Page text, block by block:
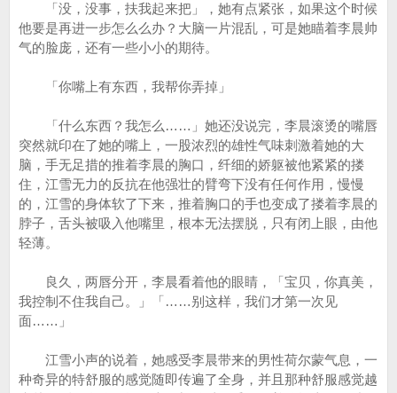
「没，没事，扶我起来把」，她有点紧张，如果这个时候
他要是再进一步怎么么办？大脑一片混乱，可是她瞄着李晨帅
气的脸庞，还有一些小小的期待。
「你嘴上有东西，我帮你弄掉」
「什么东西？我怎么……」她还没说完，李晨滚烫的嘴唇
突然就印在了她的嘴上，一股浓烈的雄性气味刺激着她的大
脑，手无足措的推着李晨的胸口，纤细的娇躯被他紧紧的搂
住，江雪无力的反抗在他强壮的臂弯下没有任何作用，慢慢
的，江雪的身体软了下来，推着胸口的手也变成了搂着李晨的
脖子，舌头被吸入他嘴里，根本无法摆脱，只有闭上眼，由他
轻薄。
良久，两唇分开，李晨看着他的眼睛，「宝贝，你真美，
我控制不住我自己。」「……别这样，我们才第一次见
面……」
江雪小声的说着，她感受李晨带来的男性荷尔蒙气息，一
种奇异的特舒服的感觉随即传遍了全身，并且那种舒服感觉越